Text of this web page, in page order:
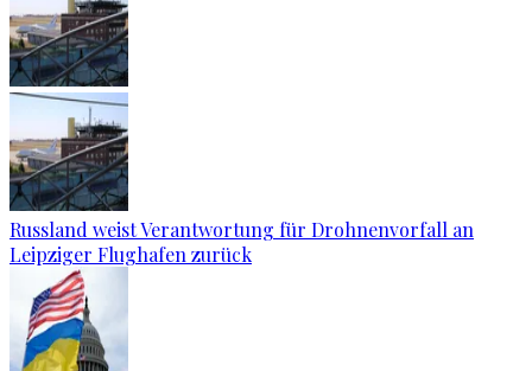
Russland weist Verantwortung für Drohnenvorfall an
Leipziger Flughafen zurück